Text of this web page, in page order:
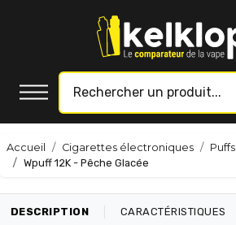
Accueil Cigarettes électroniques
Puffs
Wpuff 12K - Pêche Glacée
DESCRIPTION CARACTÉRISTIQUES